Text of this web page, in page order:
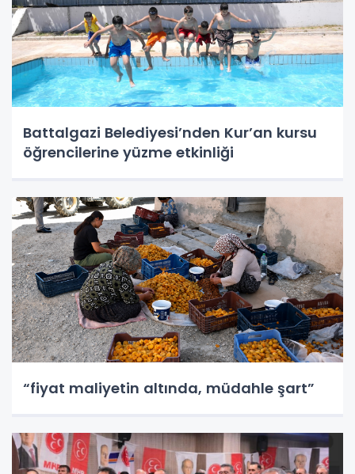
Battalgazi Belediyesi’nden Kur’an kursu
öğrencilerine yüzme etkinliği
“fiyat maliyetin altında, müdahle şart”